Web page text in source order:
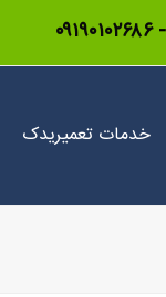
-۰۹۱۹۰۱۰۲۶۸۶
خدمات تعمیریدک